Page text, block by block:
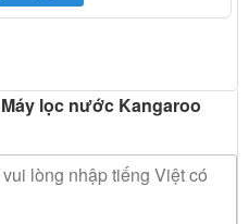
lọc nước Kangaroo